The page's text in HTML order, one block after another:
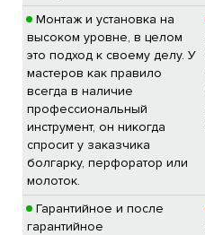
Монтаж и установка на
высоком уровне, в целом
это подход к своему делу. У
мастеров как правило
всегда в наличие
профессиональный
инструмент, он никогда
спросит у заказчика
болгарку, перфоратор или
молоток.
Гарантийное и после
гарантийное